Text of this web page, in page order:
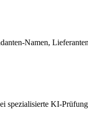
Namen,
KI-